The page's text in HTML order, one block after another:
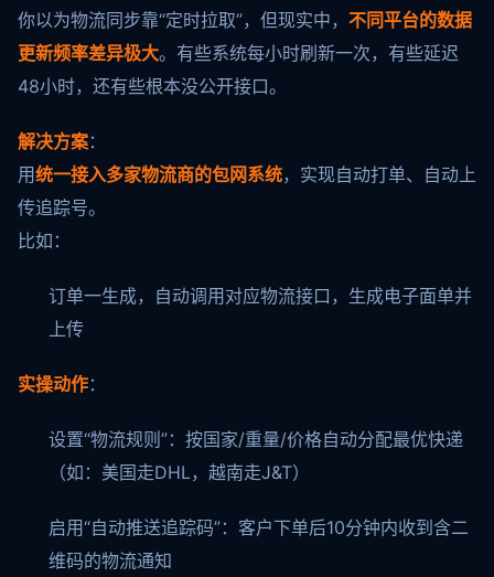
你以为物流同步靠“定时拉取”，但现实中， 不同平台的数据
更新频率差异极大。有些系统每小时刷新一次，有些延迟
48小时，还有些根本没公开接口。
解决方案：
用统一接入多家物流商的包网系统，实现自动打单、自动上
传追踪号。
比如：
订单一生成，自动调用对应物流接口，生成电子面单并
上传
实操动作：
设置“物流规则”：按国家/重量/价格自动分配最优快递
（如：美国走DHL，越南走J&T）
启用“自动推送追踪码”：客户下单后10分钟内收到含二
维码的物流通知